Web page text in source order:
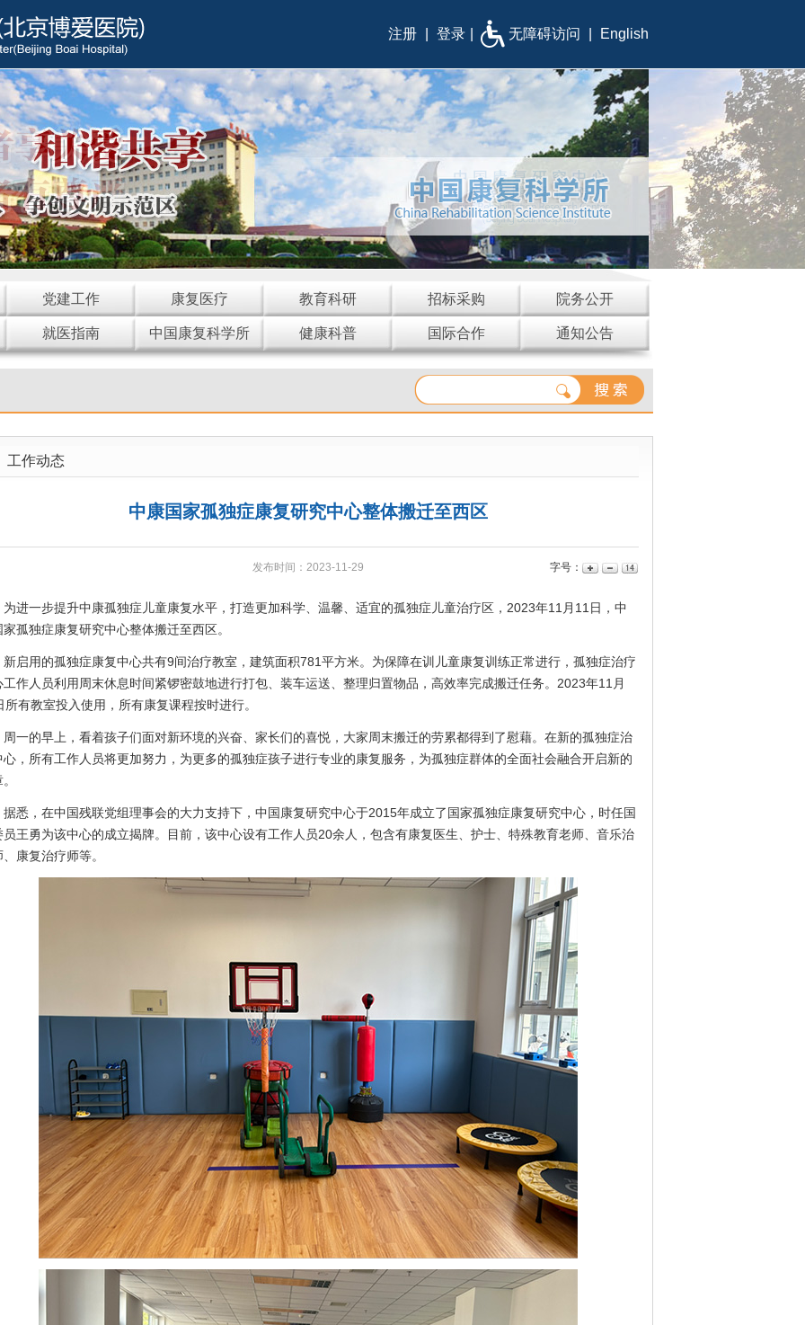
注册 登录 无障碍访问 English
党建工作 康复医疗 教育科研 招标采购 院务公开
就医指南 中国康复科学所 健康科普 国际合作 通知公告
工作动态
中康国家孤独症康复研究中心整体搬迁至西区
发布时间：2023-11-29 字号：
一步提升中康孤独症儿童康复水平，打造更加科学、温馨、适宜的孤独症儿童治疗区，2023年11月11日，中
家孤独症康复研究中心整体搬迁至西区。
用的孤独症康复中心共有9间治疗教室，建筑面积781平方米。为保障在训儿童康复训练正常进行，孤独症治疗
工作人员利用周末休息时间紧锣密鼓地进行打包、装车运送、整理归置物品，高效率完成搬迁任务。2023年11月
所有教室投入使用，所有康复课程按时进行。
的早上，看着孩子们面对新环境的兴奋、家长们的喜悦，大家周末搬迁的劳累都得到了慰藉。在新的孤独症治
心，所有工作人员将更加努力，为更多的孤独症孩子进行专业的康复服务，为孤独症群体的全面社会融合开启新的
，在中国残联党组理事会的大力支持下，中国康复研究中心于2015年成立了国家孤独症康复研究中心，时任国
员王勇为该中心的成立揭牌。目前，该中心设有工作人员20余人，包含有康复医生、护士、特殊教育老师、音乐治
康复治疗师等。